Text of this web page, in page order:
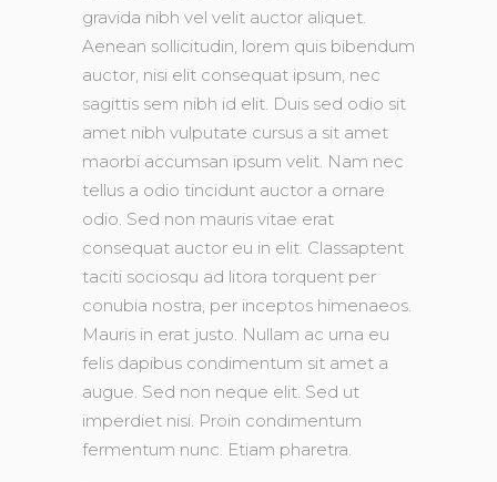
gravida nibh vel velit auctor aliquet.
Aenean sollicitudin, lorem quis bibendum
auctor, nisi elit consequat ipsum, nec
sagittis sem nibh id elit. Duis sed odio sit
amet nibh vulputate cursus a sit amet
maorbi accumsan ipsum velit. Nam nec
tellus a odio tincidunt auctor a ornare
odio. Sed non mauris vitae erat
consequat auctor eu in elit. Classaptent
taciti sociosqu ad litora torquent per
conubia nostra, per inceptos himenaeos.
Mauris in erat justo. Nullam ac urna eu
felis dapibus condimentum sit amet a
augue. Sed non neque elit. Sed ut
imperdiet nisi. Proin condimentum
fermentum nunc. Etiam pharetra.